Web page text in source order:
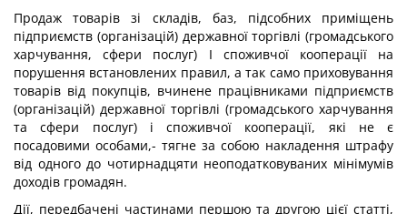
Продаж товарів зі складів, баз, підсобних приміщень
підприємств (організацій) державної торгівлі (громадського
харчування, сфери послуг) І споживчої кооперації на
порушення встановлених правил, а так само приховування
товарів від покупців, вчинене працівниками підприємств
(організацій) державної торгівлі (громадського харчування
та сфери послуг) і споживчої кооперації, які не є
посадовими особами,- тягне за собою накладення штрафу
від одного до чотирнадцяти неоподатковуваних мінімумів
доходів громадян.
Дії, передбачені частинами першою та другою цієї статті,